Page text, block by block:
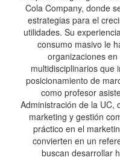
Cola Company, donde
estrategias para el
utilidades. Su
consumo masivo le
organizaciones
multidisciplinarios que
posicionamiento de
como profesor
Administración de la UC,
marketing y gestión
práctico en el
convierten en un
buscan desarrollar